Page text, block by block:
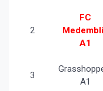
2
FC
A1
3
A1